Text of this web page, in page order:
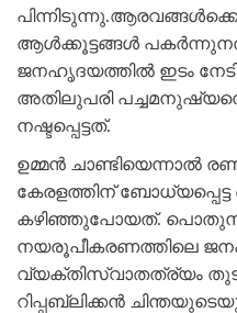
ആള്‍ക്കൂട്ടങ്ങള്‍
ജനഹൃദയത്തില്‍ ഇടം
അതിലുപരി
നഷ്ടപ്പെട്ടത്.
ഉമ്മന്‍ ചാണ്ടിയെന്നാല്‍
കേരളത്തിന്
കഴിഞ്ഞുപോയത്.
നയരൂപീകരണത്തിലെ
വ്യക്തിസ്വാതത്ര്യം
റിപ്പബ്ലിക്കന്‍